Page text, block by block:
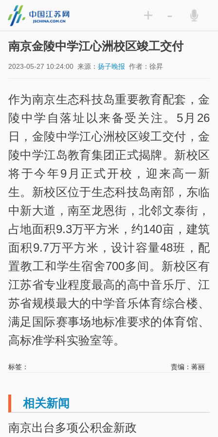
+ -
南京金陵中学江心洲校区竣工交付
2023-05-27 10:24:00 来源：扬子晚报 作者：徐昇
作为南京生态科技岛重要教育配套，金
陵中学自落址以来备受关注。5月26
日，金陵中学江心洲校区竣工交付，金
陵中学江岛教育集团正式揭牌。新校区
将于今年9月正式开校，迎来高一新
生。新校区位于生态科技岛南部，东临
中新大道，南至龙恩街，北邻文泰街，
占地面积9.3万平方米，约140亩，建筑
面积9.7万平方米，设计容量48班，配
置教工和学生宿舍700多间。新校区有
江苏省专业程度最高的高中音乐厅、江
苏省规模最大的中学音乐体育综合楼、
满足国际赛事场地标准要求的体育馆、
高标准学科实验室等。
标签： 责编：蒋丽
相关新闻
南京出台多项公积金新政